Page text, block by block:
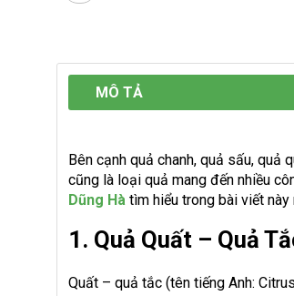
MÔ TẢ
Bên cạnh quả chanh, quả sấu, quả
cũng là loại quả mang đến nhiều
Dũng Hà tìm hiểu trong bài viết này
1. Quả Quất – Quả
Quất – quả tắc (tên tiếng Anh: